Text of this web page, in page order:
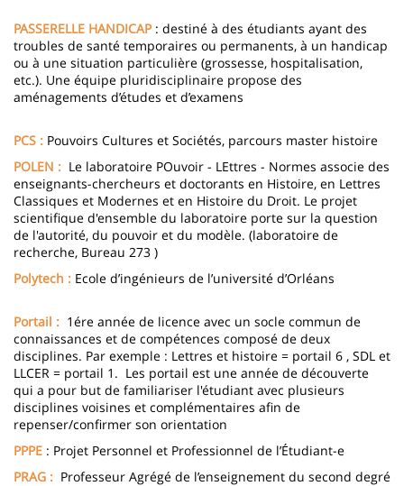
PASSERELLE HANDICAP : destiné à des étudiants ayant des
troubles de santé temporaires ou permanents, à un handicap
ou à une situation particulière (grossesse, hospitalisation,
etc.). Une équipe pluridisciplinaire propose des
aménagements d’études et d’examens
PCS : Pouvoirs Cultures et Sociétés, parcours master histoire
POLEN : Le laboratoire POuvoir - LEttres - Normes associe des
enseignants-chercheurs et doctorants en Histoire, en Lettres
Classiques et Modernes et en Histoire du Droit. Le projet
scientifique d'ensemble du laboratoire porte sur la question
de l'autorité, du pouvoir et du modèle. (laboratoire de
recherche, Bureau 273 )
Polytech : Ecole d’ingénieurs de l’université d’Orléans
Portail : 1ére année de licence avec un socle commun de
connaissances et de compétences composé de deux
disciplines. Par exemple : Lettres et histoire = portail 6 , SDL et
LLCER = portail 1. Les portail est une année de découverte
qui a pour but de familiariser l'étudiant avec plusieurs
disciplines voisines et complémentaires afin de
repenser/confirmer son orientation
PPPE : Projet Personnel et Professionnel de l’Étudiant-e
PRAG : Professeur Agrégé de l’enseignement du second degré